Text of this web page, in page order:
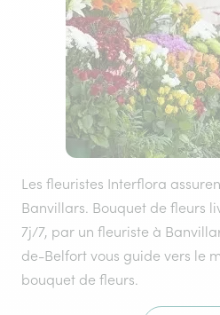
Les fleuristes Interflora
Banvillars. Bouquet de fleurs
7j/7, par un fleuriste à
de-Belfort vous guide vers le
bouquet de fleurs.